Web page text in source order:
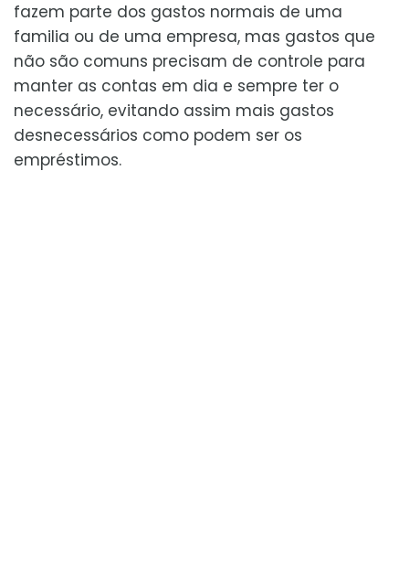
fazem parte dos gastos normais de uma
familia ou de uma empresa, mas gastos que
não são comuns precisam de controle para
manter as contas em dia e sempre ter o
necessário, evitando assim mais gastos
desnecessários como podem ser os
empréstimos.